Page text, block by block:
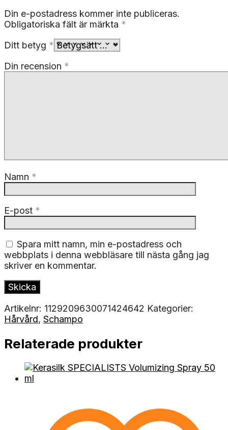
Din e-postadress kommer inte publiceras.
Obligatoriska fält är märkta *
Ditt betyg *
Din recension *
Namn *
E-post *
Spara mitt namn, min e-postadress och
webbplats i denna webbläsare till nästa gång jag
skriver en kommentar.
Artikelnr: 1129209630071424642 Kategorier:
Hårvård, Schampo
Relaterade produkter